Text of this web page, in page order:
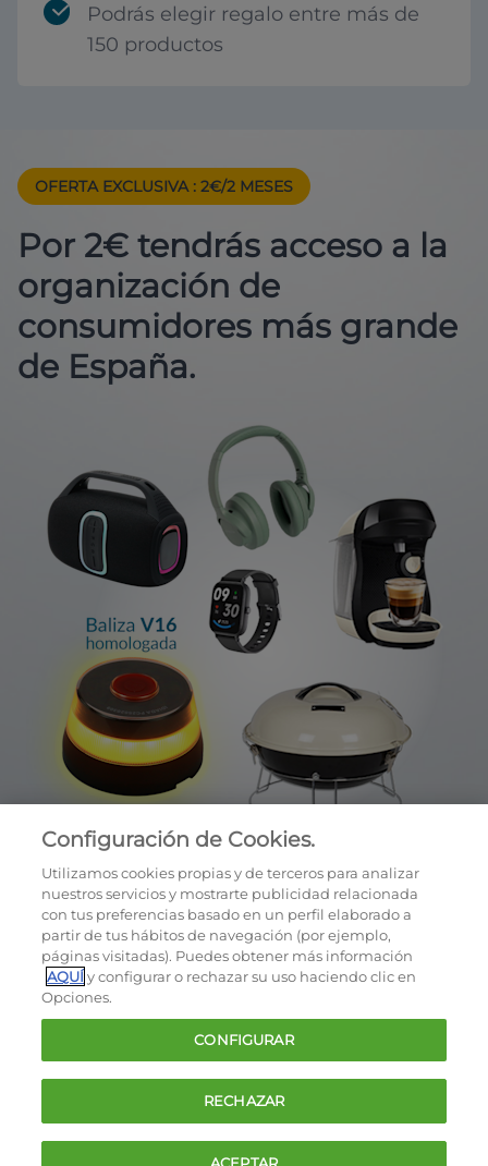
Podrás elegir regalo entre más de
150 productos
OFERTA EXCLUSIVA : 2€/2 MESES
Por 2€ tendrás acceso a la
organización de
consumidores más grande
de España.
Cookies
Política de privacidad
Términos y condiciones de la oferta
Contacto
FAQ
Configuración de Cookies.
Utilizamos cookies propias y de terceros para analizar
nuestros servicios y mostrarte publicidad relacionada
con tus preferencias basado en un perfil elaborado a
partir de tus hábitos de navegación (por ejemplo,
páginas visitadas). Puedes obtener más información
AQUÍy configurar o rechazar su uso haciendo clic en
Opciones.
CONFIGURAR
RECHAZAR